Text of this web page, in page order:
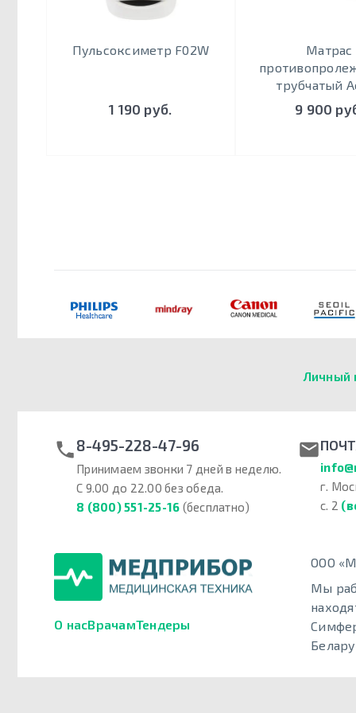
Пульсоксиметр F02W
1 190 руб.
Матрас
трубчатый
9 900
Личный
8-495-228-47-96
Принимаем звонки 7 дней в неделю.
С 9.00 до 22.00 без обеда.
8 (800) 551-25-16 (бесплатно)
г.
с. 2
О насВрачамТендеры
ООО
Мы